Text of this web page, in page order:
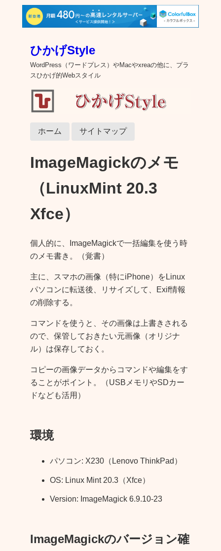
ひかげStyle
WordPress（ワードプレス）やMacやxreaの他に、プラ
スひかげ的Webスタイル
ホーム サイトマップ
ImageMagickのメモ
（LinuxMint 20.3
Xfce）
個人的に、ImageMagickで一括編集を使う時
のメモ書き。（覚書）
主に、スマホの画像（特にiPhone）をLinux
パソコンに転送後、リサイズして、Exif情報
の削除する。
コマンドを使うと、その画像は上書きされる
ので、保管しておきたい元画像（オリジナ
ル）は保存しておく。
コピーの画像データからコマンドや編集をす
ることがポイント。（USBメモリやSDカー
ドなども活用）
環境
パソコン: X230（Lenovo ThinkPad）
OS: Linux Mint 20.3（Xfce）
Version: ImageMagick 6.9.10-23
ImageMagickのバージョン確